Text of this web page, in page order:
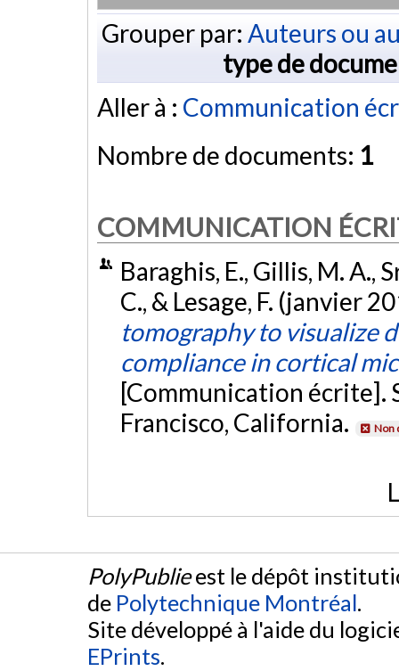
Grouper par: Auteurs ou
type de
Aller à : Communication
Nombre de documents: 1
COMMUNICATION
Baraghis, E., Gillis, M. A.,
C., & Lesage, F. (janvier
tomography to visualize
compliance in cortical
[Communication écrite].
Francisco, California.
Non
PolyPublieest le dépôt
de Polytechnique Montréal.
Site développé à l'aide du
EPrints.